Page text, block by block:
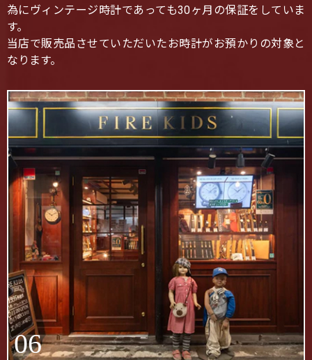
為にヴィンテージ時計であっても30ヶ月の保証をしていま
す。
当店で販売品させていただいたお時計がお預かりの対象と
なります。
06